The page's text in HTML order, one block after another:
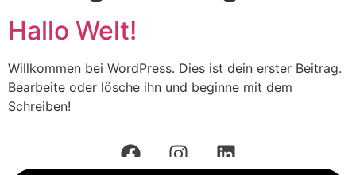
Hallo Welt!
Willkommen bei WordPress. Dies ist dein erster Beitrag.
Bearbeite oder lösche ihn und beginne mit dem
Schreiben!